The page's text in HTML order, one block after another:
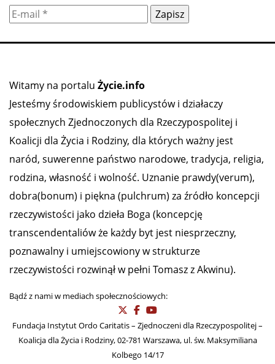
Witamy na portalu Życie.info
Jesteśmy środowiskiem publicystów i działaczy
społecznych Zjednoczonych dla Rzeczypospolitej i
Koalicji dla Życia i Rodziny, dla których ważny jest
naród, suwerenne państwo narodowe, tradycja, religia,
rodzina, własność i wolność. Uznanie prawdy(verum),
dobra(bonum) i piękna (pulchrum) za źródło koncepcji
rzeczywistości jako dzieła Boga (koncepcję
transcendentaliów że każdy byt jest niesprzeczny,
poznawalny i umiejscowiony w strukturze
rzeczywistości rozwinął w pełni Tomasz z Akwinu).
Bądź z nami w mediach społecznościowych:
Fundacja Instytut Ordo Caritatis – Zjednoczeni dla Rzeczypospolitej –
Koalicja dla Życia i Rodziny, 02-781 Warszawa, ul. św. Maksymiliana
Kolbego 14/17